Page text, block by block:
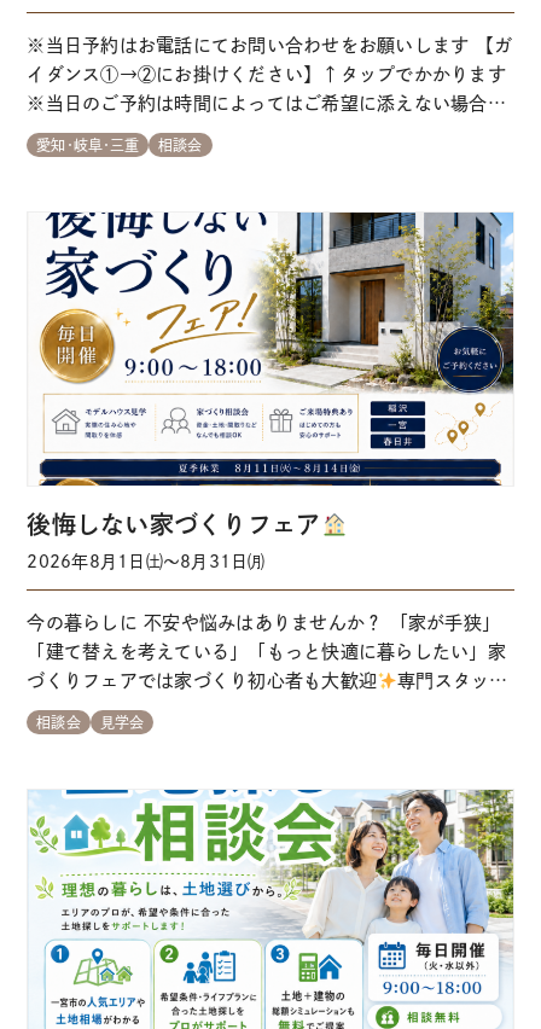
※当日予約はお電話にてお問い合わせをお願いします 【ガ
イダンス①→②にお掛けください】↑タップでかかります
※当日のご予約は時間によってはご希望に添えない場合が
ございます ＼来場でプレゼント
づくり初心者の方大歓迎
話にてお問い合わせをお願いします 【ガイダン…
愛知･岐阜･三重 相談会
後悔しない家づくりフェア
2026年8月1日㈯～8月31日㈪
今の暮らしに 不安や悩みはありませんか？ 「家が手狭」
「建て替えを考えている」「もっと快適に暮らしたい」家
づくりフェアでは家づくり初心者も大歓迎
専門スタッフ
が、理想の住まいづくりを丁寧にサポートします。 各会場
の来場予約はこちらから ※事前にご予約いただくとスムー
をお願いします 【ガイダンス①→②にお掛…
相談会 見学会